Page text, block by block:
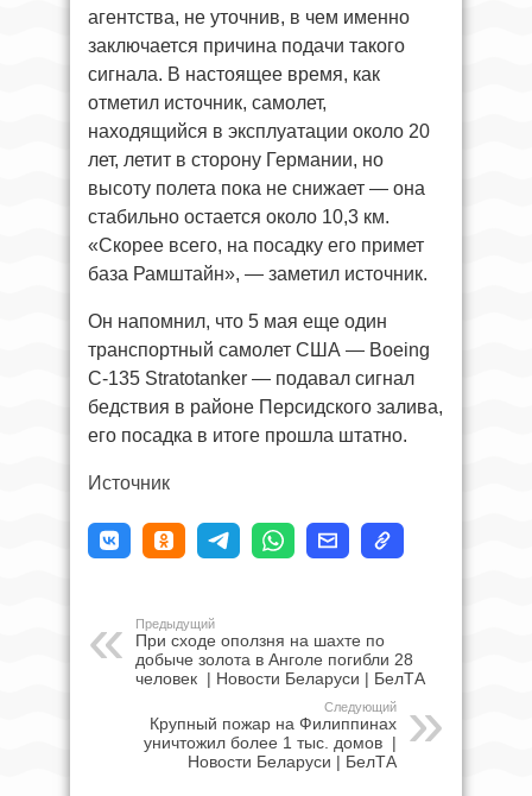
агентства, не уточнив, в чем именно
заключается причина подачи такого
сигнала. В настоящее время, как
отметил источник, самолет,
находящийся в эксплуатации около 20
лет, летит в сторону Германии, но
высоту полета пока не снижает — она
стабильно остается около 10,3 км.
«Скорее всего, на посадку его примет
база Рамштайн», — заметил источник.
Он напомнил, что 5 мая еще один
транспортный самолет США — Boeing
C-135 Stratotanker — подавал сигнал
бедствия в районе Персидского залива,
его посадка в итоге прошла штатно.
Источник
Предыдущий
При сходе оползня на шахте по
добыче золота в Анголе погибли 28
человек | Новости Беларуси | БелТА
Следующий
Крупный пожар на Филиппинах
уничтожил более 1 тыс. домов |
Новости Беларуси | БелТА